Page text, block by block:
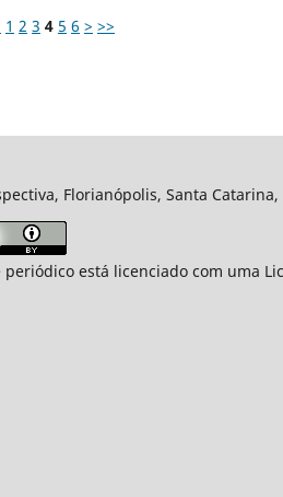
1 2 3 4 5 6 > >>
Florianópolis, Santa
periódico está licenciado com uma